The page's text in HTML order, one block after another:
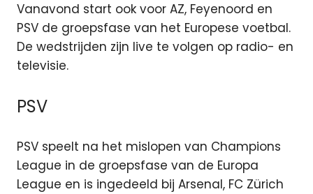
Vanavond start ook voor AZ, Feyenoord en
PSV de groepsfase van het Europese voetbal.
De wedstrijden zijn live te volgen op radio- en
televisie.
PSV
PSV speelt na het mislopen van Champions
League in de groepsfase van de Europa
League en is ingedeeld bij Arsenal, FC Zürich